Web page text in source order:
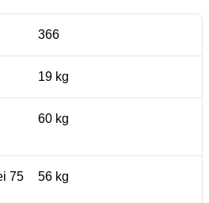
366
19 kg
60 kg
75
56 kg